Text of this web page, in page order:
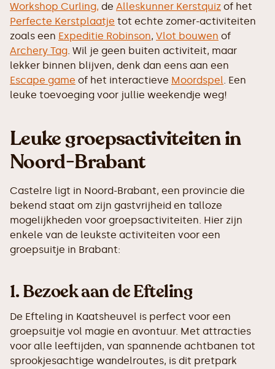
Workshop Curling, de Alleskunner Kerstquiz of het
Perfecte Kerstplaatje tot echte zomer-activiteiten
zoals een Expeditie Robinson, Vlot bouwen of
Archery Tag. Wil je geen buiten activiteit, maar
lekker binnen blijven, denk dan eens aan een
Escape game of het interactieve Moordspel. Een
leuke toevoeging voor jullie weekendje weg!
Leuke groepsactiviteiten in
Noord-Brabant
Castelre ligt in Noord-Brabant, een provincie die
bekend staat om zijn gastvrijheid en talloze
mogelijkheden voor groepsactiviteiten. Hier zijn
enkele van de leukste activiteiten voor een
groepsuitje in Brabant:
1.Bezoek aan de Efteling
De Efteling in Kaatsheuvel is perfect voor een
groepsuitje vol magie en avontuur. Met attracties
voor alle leeftijden, van spannende achtbanen tot
sprookjesachtige wandelroutes, is dit pretpark